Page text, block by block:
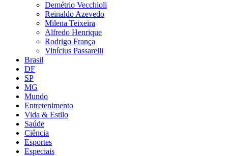
Demétrio Vecchioli
Reinaldo Azevedo
Milena Teixeira
Alfredo Henrique
Rodrigo França
Vinícius Passarelli
Brasil
DF
SP
MG
Mundo
Entretenimento
Vida & Estilo
Saúde
Ciência
Esportes
Especiais